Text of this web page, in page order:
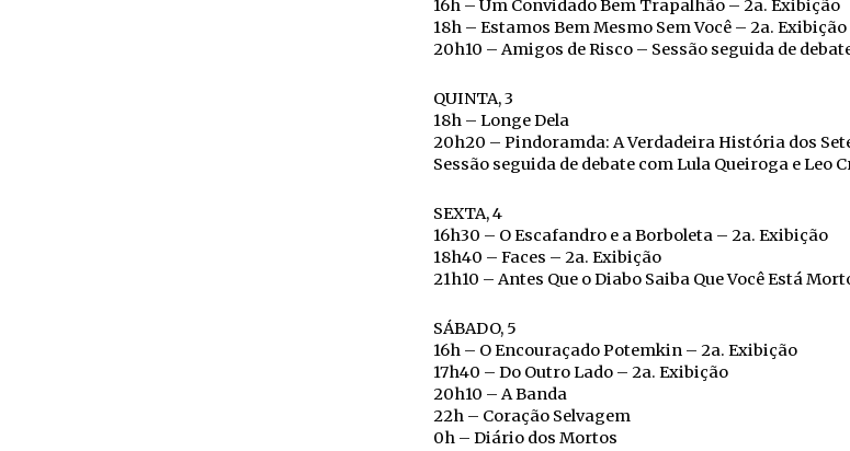
16h – Um Convidado Bem Trapalhão – 2a. Exibição
18h – Estamos Bem Mesmo Sem Você – 2a. Exibição
20h10 – Amigos de Risco – Sessão seguida de
QUINTA, 3
18h – Longe Dela
20h20 – Pindoramda: A Verdadeira História dos
Sessão seguida de debate com Lula Queiroga e Leo
SEXTA, 4
16h30 – O Escafandro e a Borboleta – 2a. Exibição
18h40 – Faces – 2a. Exibição
21h10 – Antes Que o Diabo Saiba Que Você Está
SÁBADO, 5
16h – O Encouraçado Potemkin – 2a. Exibição
17h40 – Do Outro Lado – 2a. Exibição
20h10 – A Banda
22h – Coração Selvagem
0h – Diário dos Mortos